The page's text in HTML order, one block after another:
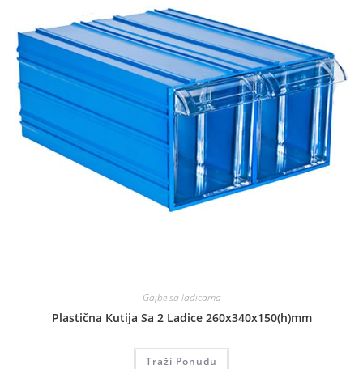
Gajbe sa ladicama
Plastična Kutija Sa 2 Ladice 260x340x150(h)mm
Traži Ponudu